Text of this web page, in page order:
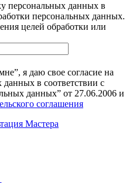
персональных данных в
персональных данных.
целей обработки или
я даю свое согласие на
в соответствии с
данных” от 27.06.2006 и
соглашения
Мастера